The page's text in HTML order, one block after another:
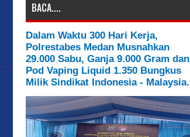
BACA....
Dalam Waktu 300 Hari Kerja,
Polrestabes Medan Musnahkan
29.000 Sabu, Ganja 9.000 Gram dan
Pod Vaping Liquid 1.350 Bungkus
Milik Sindikat Indonesia - Malaysia.